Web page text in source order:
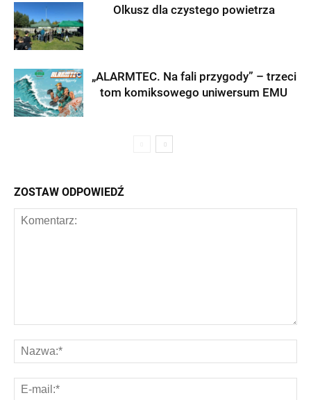
Olkusz dla czystego powietrza
„ALARMTEC. Na fali przygody” – trzeci
tom komiksowego uniwersum EMU
ZOSTAW ODPOWIEDŹ